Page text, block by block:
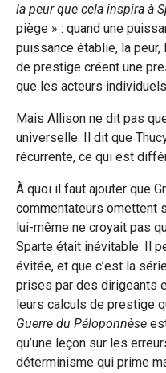
la peur que cela inspira à
piège » : quand une
puissance établie, la
de prestige créent une
que les acteurs
Mais Allison ne dit pas
universelle. Il dit que
récurrente, ce qui est
À quoi il faut ajouter que
commentateurs omettent
lui-même ne croyait pas
Sparte était inévitable. Il
évitée, et que c’est la
prises par des dirigeants
leurs calculs de prestige
Guerre du Péloponnèse
qu’une leçon sur les
déterminisme qui prime